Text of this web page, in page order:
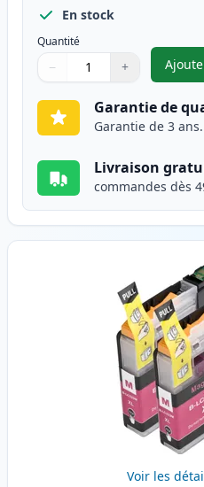
En stock
Quantité
Quantité
Utilisez les boutons pour
− +
Quantité
Garantie de
Garantie de 3
Livraison
commandes dès
Voir les